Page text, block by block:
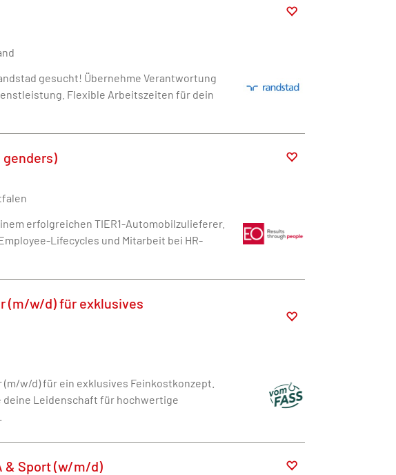
gesucht! Übernehme Verantwortung
Flexible Arbeitszeiten für dein
genders)
erfolgreichen TIER1-Automobilzulieferer.
Lifecycles und Mitarbeit bei HR-
(m/w/d) für exklusives
w/d) für ein exklusives Feinkostkonzept.
Leidenschaft für hochwertige
& Sport (w/m/d)